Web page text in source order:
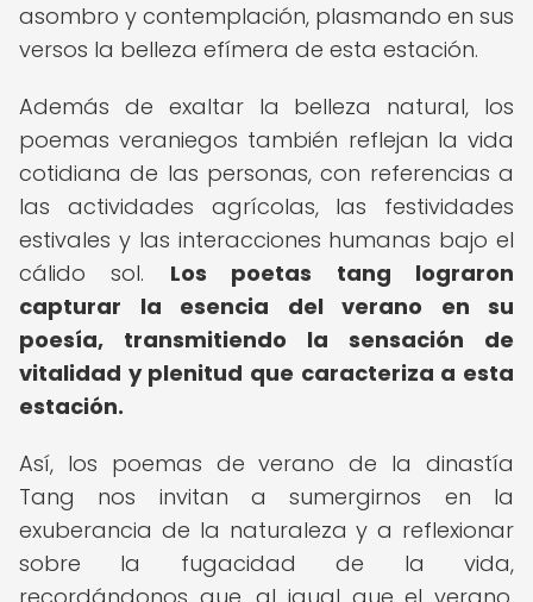
asombro y contemplación, plasmando en sus
versos la belleza efímera de esta estación.
Además de exaltar la belleza natural, los
poemas veraniegos también reflejan la vida
cotidiana de las personas, con referencias a
las actividades agrícolas, las festividades
estivales y las interacciones humanas bajo el
cálido sol. Los poetas tang lograron
capturar la esencia del verano en su
poesía, transmitiendo la sensación de
vitalidad y plenitud que caracteriza a esta
estación.
Así, los poemas de verano de la dinastía
Tang nos invitan a sumergirnos en la
exuberancia de la naturaleza y a reflexionar
sobre la fugacidad de la vida,